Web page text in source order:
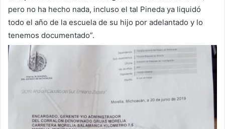
pero no ha hecho nada, incluso el tal Pineda ya liquidó
todo el año de la escuela de su hijo por adelantado y lo
tenemos documentado”.